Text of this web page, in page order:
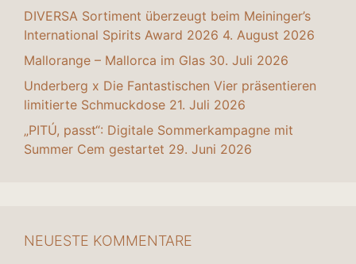
DIVERSA Sortiment überzeugt beim Meininger’s
International Spirits Award 2026 4. August 2026
Mallorange – Mallorca im Glas 30. Juli 2026
Underberg x Die Fantastischen Vier präsentieren
limitierte Schmuckdose 21. Juli 2026
„PITÚ, passt“: Digitale Sommerkampagne mit
Summer Cem gestartet 29. Juni 2026
NEUESTE KOMMENTARE